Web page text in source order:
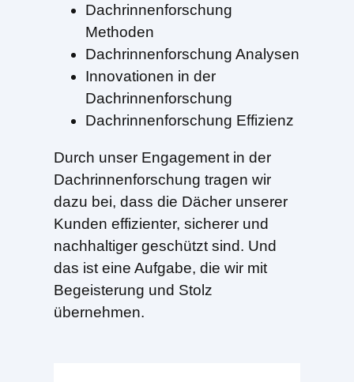
Dachrinnenforschung
Methoden
Dachrinnenforschung Analysen
Innovationen in der
Dachrinnenforschung
Dachrinnenforschung Effizienz
Durch unser Engagement in der
Dachrinnenforschung tragen wir
dazu bei, dass die Dächer unserer
Kunden effizienter, sicherer und
nachhaltiger geschützt sind. Und
das ist eine Aufgabe, die wir mit
Begeisterung und Stolz
übernehmen.